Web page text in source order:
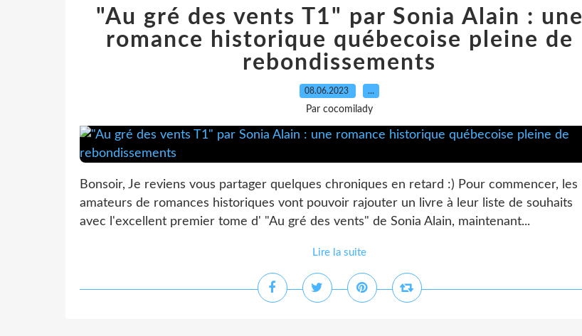
"Au gré des vents T1" par Sonia Alain : une
romance historique québecoise pleine de
rebondissements
08.06.2023 …
Par cocomilady
Bonsoir, Je reviens vous partager quelques chroniques en retard :) Pour commencer, les
amateurs de romances historiques vont pouvoir rajouter un livre à leur liste de souhaits
avec l'excellent premier tome d' "Au gré des vents" de Sonia Alain, maintenant...
Lire la suite